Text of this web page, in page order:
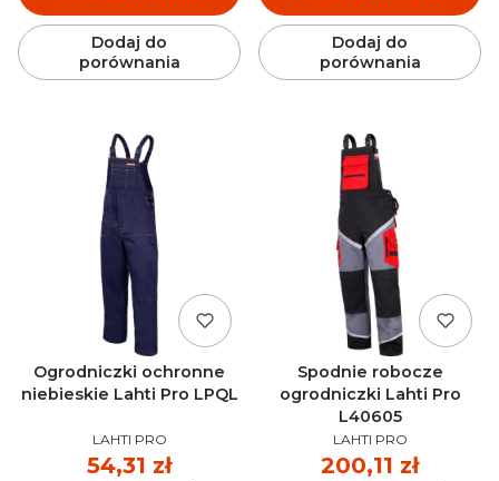
Dodaj do
porównania
Dodaj do
porównania
Ogrodniczki ochronne
niebieskie Lahti Pro LPQL
PRODUCENT
LAHTI PRO
Cena
54,31 zł
Spodnie robocze
ogrodniczki Lahti Pro
L40605
PRODUCENT
LAHTI PRO
Cena
200,11 zł